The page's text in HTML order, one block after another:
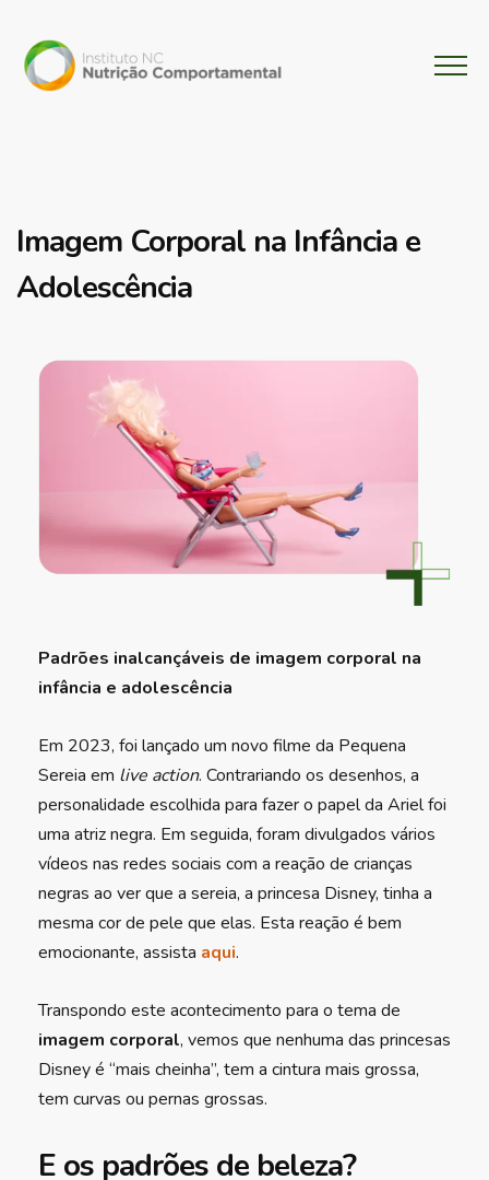
Imagem Corporal na Infância e
Adolescência
Padrões inalcançáveis de imagem corporal na
infância e adolescência
Em 2023, foi lançado um novo filme da Pequena
Sereia em live action. Contrariando os desenhos, a
personalidade escolhida para fazer o papel da Ariel foi
uma atriz negra. Em seguida, foram divulgados vários
vídeos nas redes sociais com a reação de crianças
negras ao ver que a sereia, a princesa Disney, tinha a
mesma cor de pele que elas. Esta reação é bem
emocionante, assista aqui.
Transpondo este acontecimento para o tema de
imagem corporal, vemos que nenhuma das princesas
Disney é “mais cheinha”, tem a cintura mais grossa,
tem curvas ou pernas grossas.
E os padrões de beleza?